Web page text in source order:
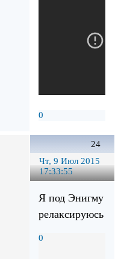
0
24
Чт, 9 Июл 2015
17:33:55
Я под Энигму
релаксируюсь
0